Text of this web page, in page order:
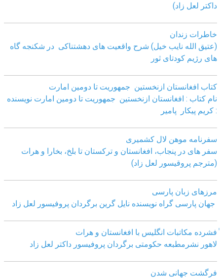
داکتر لعل زاد)
خاطرات زندان
(عتیق الله نایب خیل) شرح واقعیت های دهشتناکی در شکنجه گاه
های رژیم کودتای ثور
کتاب افغانستان ازنخستین جمهوریت تا دومین امارت
نام کتاب : افغانستان ازنخستین جمهوریت تا دومین امارت نویسنده
: کریم پیکار پامیر
سفرنامه موهن لال کشمیری
سفر های در پنجاب، افغانستان و ترکستان تا بلخ، بخارا و هرات
(مترجم پروقیسور لعل زاد)
مرزهای زبان پارسی
جهان پارسی گراه نویسنده نایل گرین برگردان پروفیسور لعل زاد
ٰفشرده مکاتبات انگلیس با افغانستان و هرات
لاهور نشرمطبعه حکومتی برگردان پروفیسور داکتر لعل زاد
فرگشت جهانی شدن